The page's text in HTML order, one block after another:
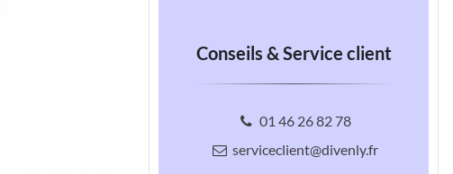
Conseils & Service client
01 46 26 82 78
serviceclient@divenly.fr